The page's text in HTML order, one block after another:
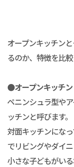
オープンキッチン
るのか、特徴を比
●オープンキッチン
ペニンシュラ型や
ッチンと呼びます。
対面キッチンにな
でリビングやダイ
小さな子どもがい